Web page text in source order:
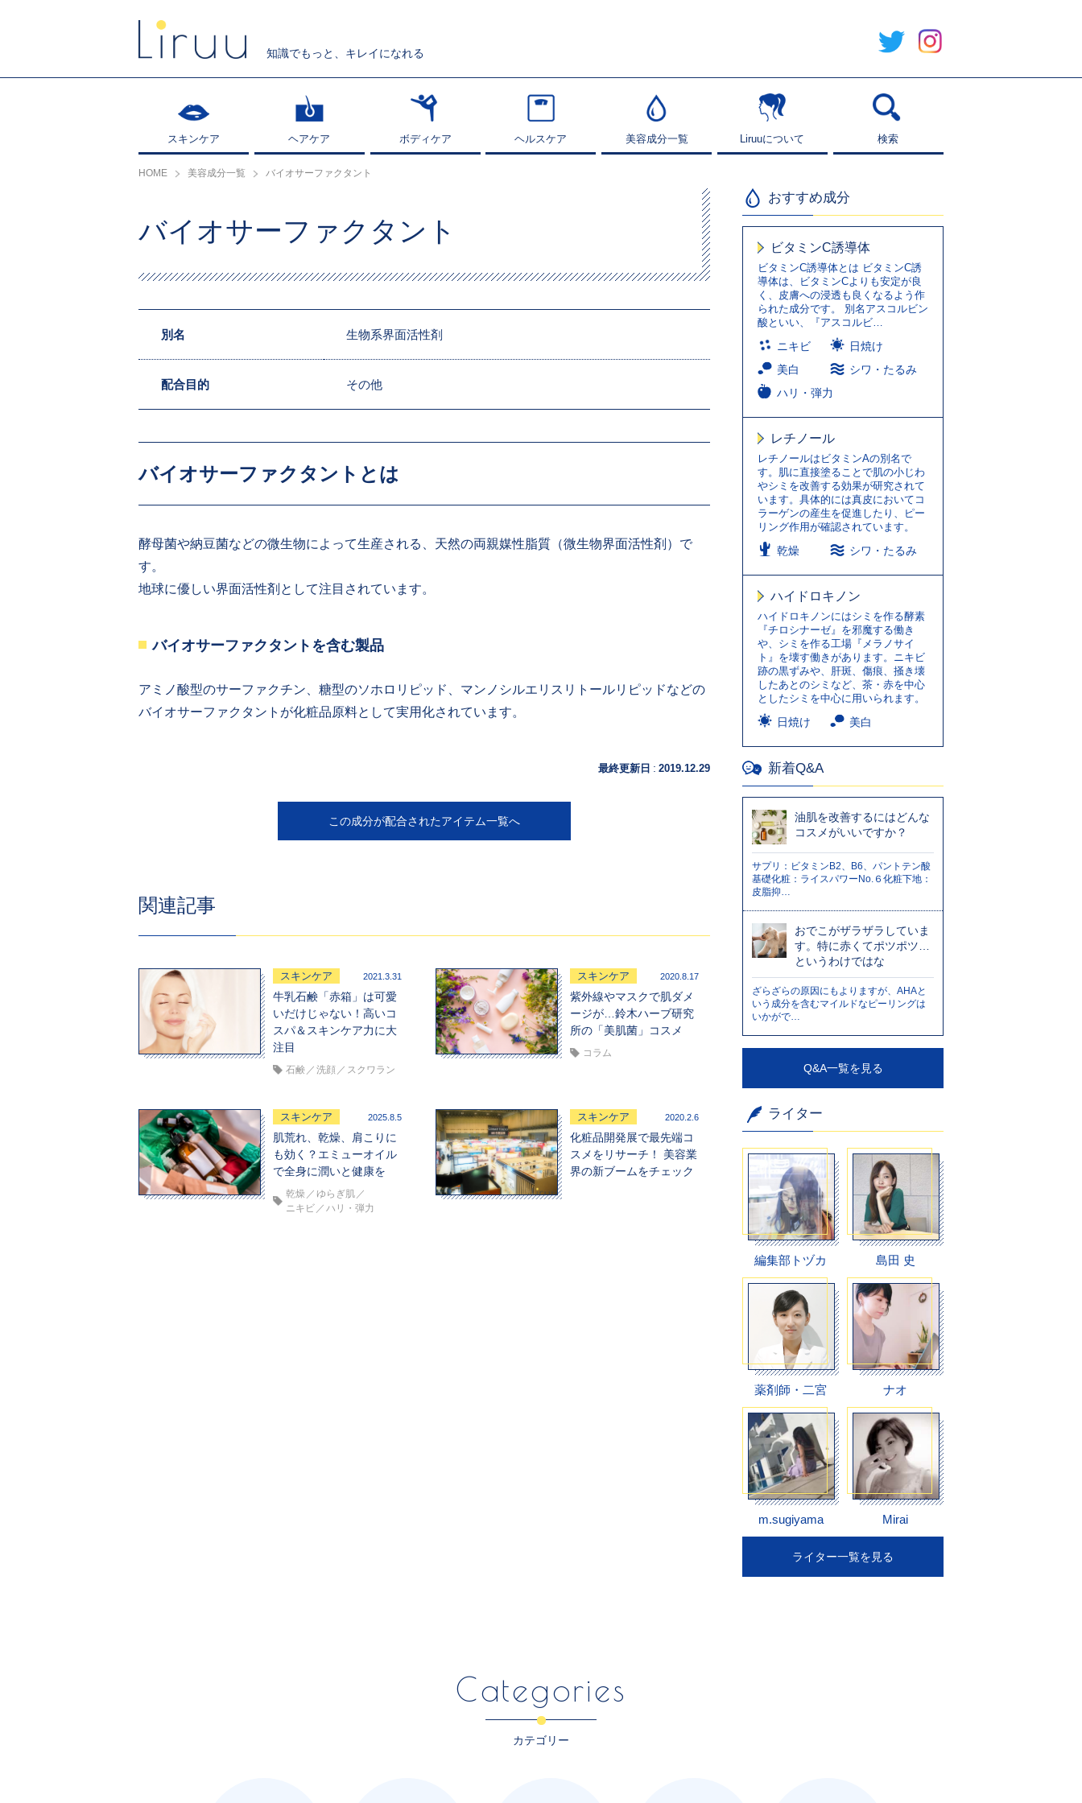
知識でもっと、キレイになれる
スキンケア
スキンケア ヘアケア
ヘアケア ボディケア
ボディケア ヘルスケア
ヘルスケア 美容成分一覧
美容成分一覧 Liruuについて
Liruuについて 検索
検索
HOME 美容成分一覧 バイオサーファクタント
バイオサーファクタント
別名 生物系界面活性剤
配合目的 その他
バイオサーファクタントとは
酵母菌や納豆菌などの微生物によって生産される、天然の両親媒性脂質（微生物界面活性剤）で
す。
地球に優しい界面活性剤として注目されています。
バイオサーファクタントを含む製品
アミノ酸型のサーファクチン、糖型のソホロリピッド、マンノシルエリスリトールリピッドなどの
バイオサーファクタントが化粧品原料として実用化されています。
最終更新日 : 2019.12.29
この成分が配合されたアイテム一覧へ
関連記事
スキンケア 2021.3.31
牛乳石鹸「赤箱」は可愛
いだけじゃない！高いコ
スパ＆スキンケア力に大
注目
石鹸 洗顔 スクワラン
スキンケア 2020.8.17
紫外線やマスクで肌ダメ
ージが…鈴木ハーブ研究
所の「美肌菌」コスメ
コラム
スキンケア 2025.8.5
肌荒れ、乾燥、肩こりに
も効く？エミューオイル
で全身に潤いと健康を
乾燥
ゆらぎ肌
ニキビ
ハリ・弾力
スキンケア 2020.2.6
化粧品開発展で最先端コ
スメをリサーチ！ 美容業
界の新ブームをチェック
おすすめ成分
ビタミンC誘導体
ビタミンC誘導体とは ビタミンC誘
導体は、ビタミンCよりも安定が良
く、皮膚への浸透も良くなるよう作
られた成分です。 別名アスコルビン
酸といい、『アスコルビ…
ニキビ
日焼け
美白
シワ・たるみ
ハリ・弾力
レチノール
レチノールはビタミンAの別名で
す。肌に直接塗ることで肌の小じわ
やシミを改善する効果が研究されて
います。具体的には真皮においてコ
ラーゲンの産生を促進したり、ピー
リング作用が確認されています。
乾燥 シワ・たるみ
ハイドロキノン
ハイドロキノンにはシミを作る酵素
『チロシナーゼ』を邪魔する働き
や、シミを作る工場『メラノサイ
ト』を壊す働きがあります。ニキビ
跡の黒ずみや、肝斑、傷痕、掻き壊
したあとのシミなど、茶・赤を中心
としたシミを中心に用いられます。
日焼け 美白
新着Q&A
油肌を改善するにはどんな
コスメがいいですか？
サプリ：ビタミンB2、B6、パントテン酸
基礎化粧：ライスパワーNo.６化粧下地：
皮脂抑…
おでこがザラザラしていま
す。特に赤くてポツポツ…
というわけではな
ざらざらの原因にもよりますが、AHAと
いう成分を含むマイルドなピーリングは
いかがで…
Q&A一覧を見る
ライター
編集部トヅカ 島田 史
薬剤師・二宮 ナオ
m.sugiyama Mirai
ライター一覧を見る
Categories
カテゴリー